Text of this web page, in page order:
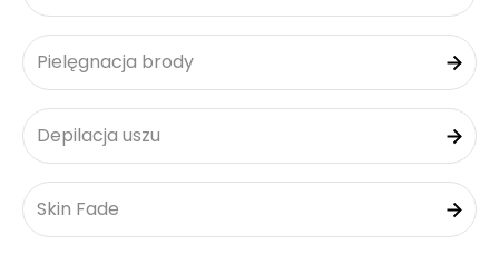
Pielęgnacja brody
Depilacja uszu
Skin Fade